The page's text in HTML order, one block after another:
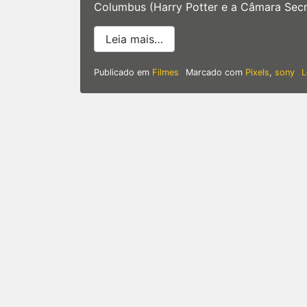
Columbus (Harry Potter e a Câmara
Leia mais… from ‘Pixels’ | Filme
Publicado em Filmes Marcado com Pixels, sony